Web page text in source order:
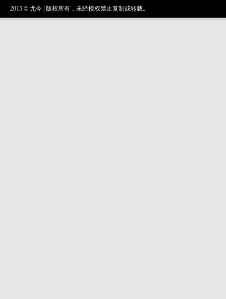
2015 © 尤今 | 版权所有，未经授权禁止复制或转载。